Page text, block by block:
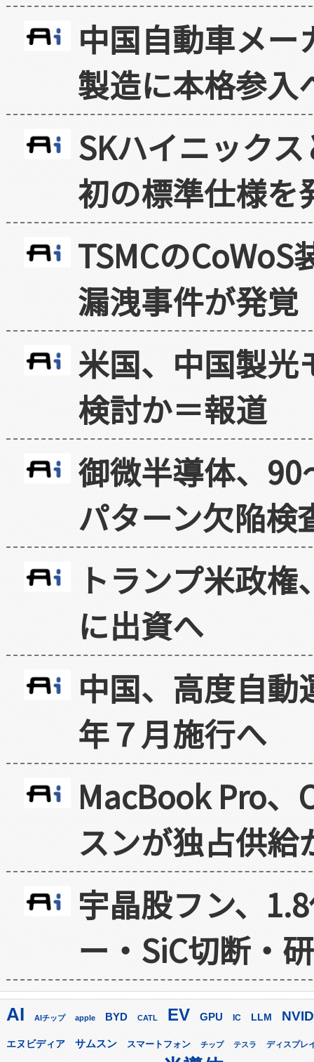
中国自動車メ
製造に本格参入
SKハイニック
初の標準仕様を
TSMCの
漏洩事件が発覚
米国、中国製光
検討か＝報道
御微半導体、
パターン欠陥検
トランプ米政
に出資へ
中国、高度自
年７月施行へ
MacBook Pro
スンが独占供給
宇晶股フン、
ー・SiC切断・
AI AIチップ apple BYD CATL EV GPU IC LLM
エヌビディア サムスン スマートフォン チップ テスラ ディスプレ